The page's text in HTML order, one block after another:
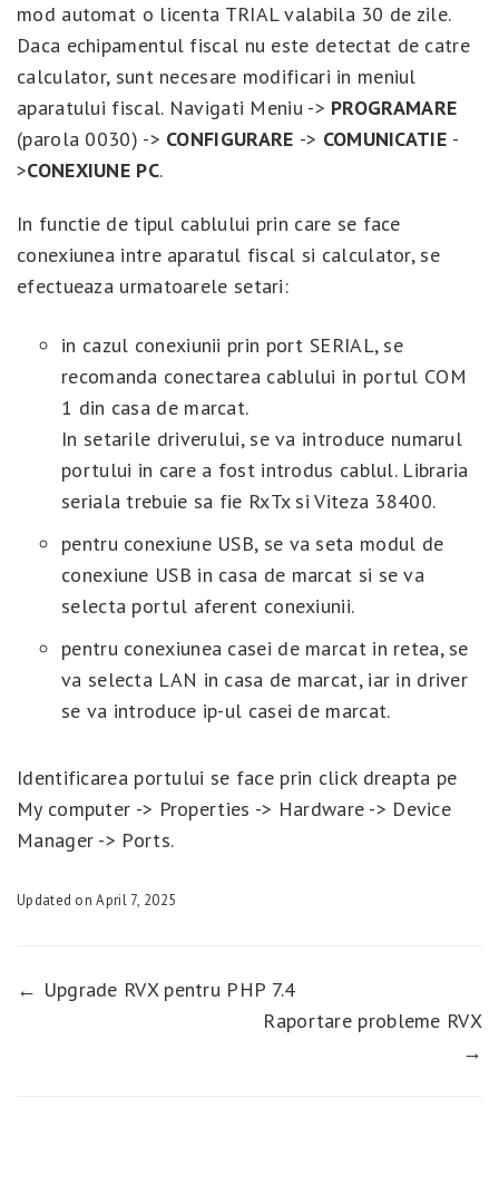
mod automat o licenta TRIAL valabila 30 de zile.
Daca echipamentul fiscal nu este detectat de catre
calculator, sunt necesare modificari in meniul
aparatului fiscal. Navigati Meniu -> PROGRAMARE
(parola 0030) -> CONFIGURARE -> COMUNICATIE -
>CONEXIUNE PC.
In functie de tipul cablului prin care se face
conexiunea intre aparatul fiscal si calculator, se
efectueaza urmatoarele setari:
in cazul conexiunii prin port SERIAL, se
recomanda conectarea cablului in portul COM
1 din casa de marcat.
In setarile driverului, se va introduce numarul
portului in care a fost introdus cablul. Libraria
seriala trebuie sa fie RxTx si Viteza 38400.
pentru conexiune USB, se va seta modul de
conexiune USB in casa de marcat si se va
selecta portul aferent conexiunii.
pentru conexiunea casei de marcat in retea, se
va selecta LAN in casa de marcat, iar in driver
se va introduce ip-ul casei de marcat.
Identificarea portului se face prin click dreapta pe
My computer -> Properties -> Hardware -> Device
Manager -> Ports.
Updated on April 7, 2025
← Upgrade RVX pentru PHP 7.4
Raportare probleme RVX
→